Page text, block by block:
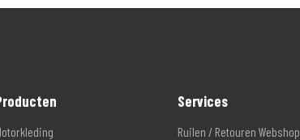
Services
Ruilen / Retouren Webshop